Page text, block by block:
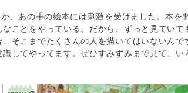
、あの手の絵本には刺激を受けました。本を
ことをやっている。だから、ずっと見ていて
そこまでたくさんの人を描いてはいないんで
してやってます。ぜひすみずみまで見て、い